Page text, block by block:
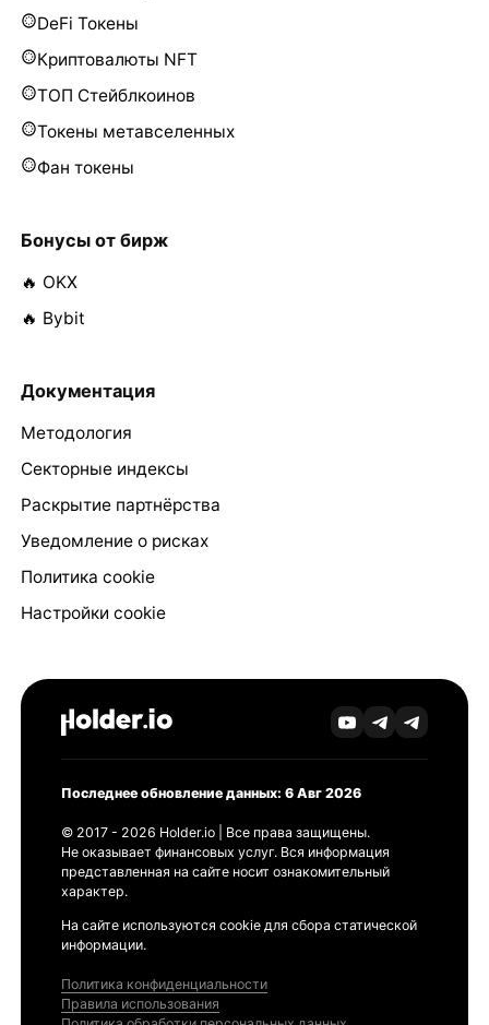
DeFi Токены
Криптовалюты NFT
ТОП Стейблкоинов
Токены метавселенных
Фан токены
Бонусы от бирж
🔥 OKX
🔥 Bybit
Документация
Методология
Секторные индексы
Раскрытие партнёрства
Уведомление о рисках
Политика cookie
Настройки cookie
Последнее обновление данных: 6 Авг 2026
© 2017 - 2026 Holder.io | Все права защищены.
Не оказывает финансовых услуг. Вся информация
представленная на сайте носит ознакомительный
характер.
На сайте используются cookie для сбора статической
информации.
Политика конфиденциальности
Правила использования